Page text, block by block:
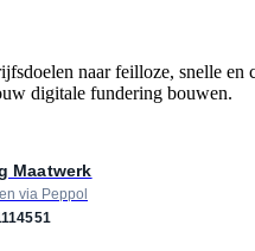
naar feilloze, snelle en
digitale fundering bouwen.
Maatwerk
via Peppol